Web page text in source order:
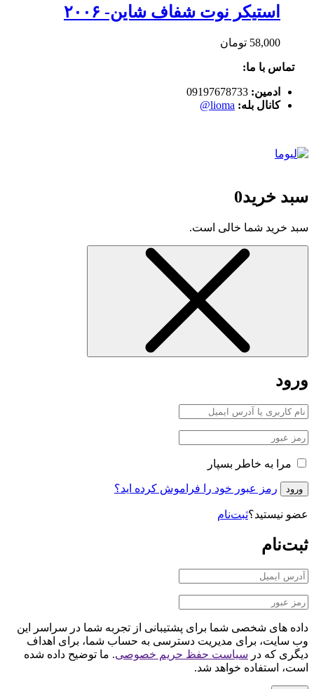
استیکر نوت شفاف شاین- ۲۰۰۶
58,000 تومان
تماس با ما:
ادمین:
کانال بله: lioma@
سبد خرید0
سبد خرید شما خالی است.
ورود
مرا به خاطر بسپار
ورود رمز عبور خود را فراموش کرده اید؟
عضو نیستید؟ثبت‌نام
ثبت‌نام
داده های شخصی شما برای پشتیبانی از تجربه شما در سراسر این
وب سایت، برای مدیریت دسترسی به حساب شما، برای اهداف
دیگری که در سیاست حفظ حریم خصوصی. ما توضیح داده شده
است، استفاده خواهد شد.